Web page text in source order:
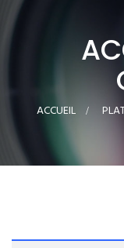
ACCUEIL >